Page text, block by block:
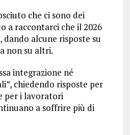
che ci sono dei
a raccontarci che il 2026
dando alcune risposte su
non su altri.
integrazione né
chiedendo risposte per
per i lavoratori
a soffrire più di